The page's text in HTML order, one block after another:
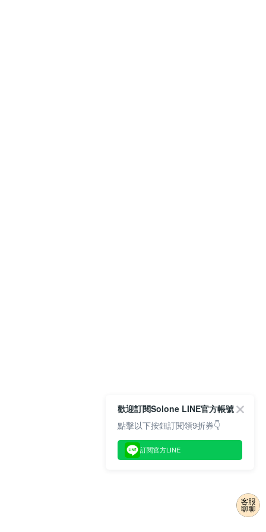
歡迎訂閱Solone LINE官方帳號
點擊以下按鈕訂閱領9折券👇
訂閱官方LINE